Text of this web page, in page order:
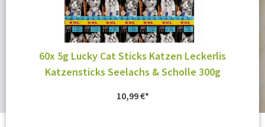
60x 5g Lucky Cat Sticks Katzen Leckerlis
Katzensticks Seelachs & Scholle 300g
10,99€